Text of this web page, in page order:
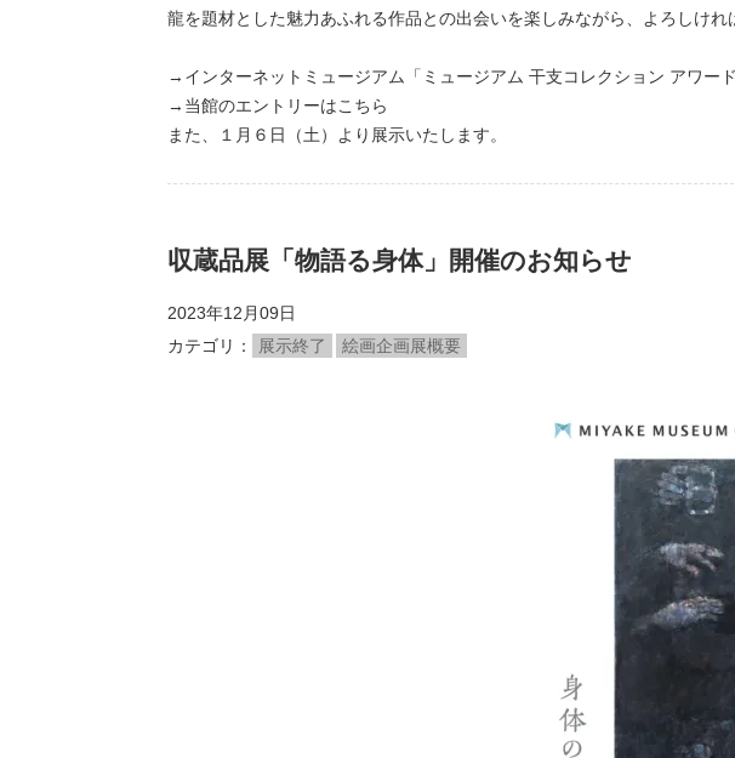
龍を題材とした魅力あふれる作品との出会いを楽しみながら、よろしけ
→インターネットミュージアム「ミュージアム 干支コレクション アワー
→当館のエントリーはこちら
また、１月６日（土）より展示いたします。
収蔵品展「物語る身体」開催のお知らせ
2023年12月09日
カテゴリ
展示終了 絵画企画展概要